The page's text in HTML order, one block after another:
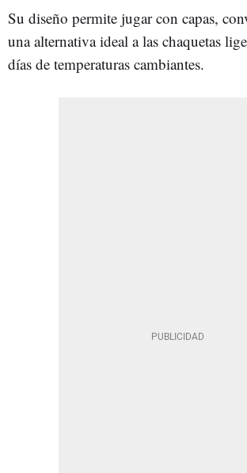
Su diseño permite jugar con capas,
una alternativa ideal a las chaquetas
días de temperaturas cambiantes.